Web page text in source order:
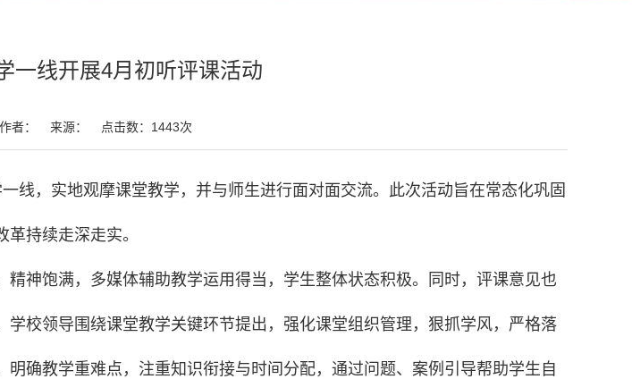
一线开展4月初听评课活动
作者： 来源： 点击数： 1443次
线，实地观摩课堂教学，并与师生进行面对面交流。此次活动旨在常态化巩固
持续走深走实。
神饱满，多媒体辅助教学运用得当，学生整体状态积极。同时，评课意见也
校领导围绕课堂教学关键环节提出，强化课堂组织管理，狠抓学风，严格落
确教学重难点，注重知识衔接与时间分配，通过问题、案例引导帮助学生自